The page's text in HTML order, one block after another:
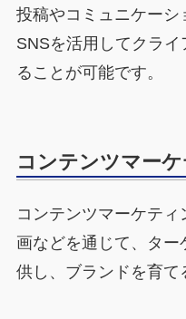
投稿やコミュニケーシ
SNSを活用してクラ
ることが可能です。
コンテンツマー
コンテンツマーケテ
画などを通じて、タ
供し、ブランドを育て